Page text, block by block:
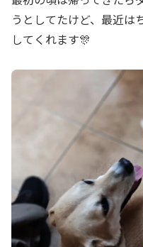
うとしてたけど、最近は
してくれます🎊